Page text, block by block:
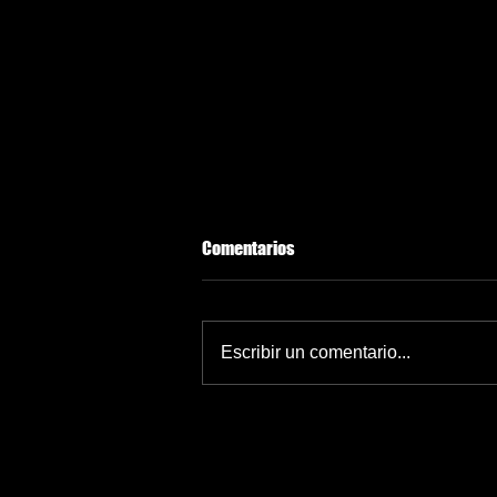
Comentarios
Escribir un comentario...